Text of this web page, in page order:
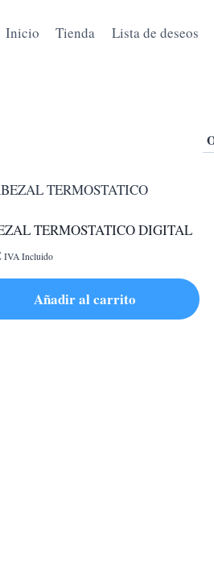
Inicio Tienda Lista de deseos
TERMOSTATICO DIGITAL
IVA Incluido
Añadir al carrito